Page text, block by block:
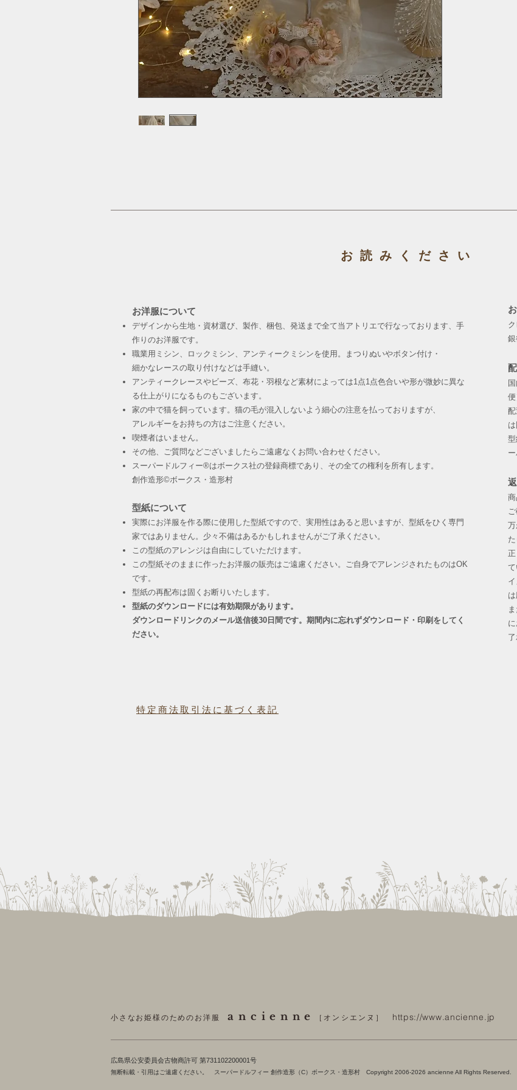
お読みください
お洋服について
デザインから生地・資材選び、製作、梱包、発送まで全て当アトリエで行なっております、手
作りのお洋服です。
職業用ミシン、ロックミシン、アンティークミシンを使用。まつりぬいやボタン付け・
細かなレースの取り付けなどは手縫い。
アンティークレースやビーズ、布花・羽根など素材によっては1点1点色合いや形が微妙に異な
る仕上がりになるものもございます。
家の中で猫を飼っています。猫の毛が混入しないよう細心の注意を払っておりますが、
アレルギーをお持ちの方はご注意ください。
喫煙者はいません。
その他、ご質問などございましたらご遠慮なくお問い合わせください。
スーパードルフィー®︎はボークス社の登録商標であり、その全ての権利を所有します。
創作造形©︎ボークス・造形村
型紙について
実際にお洋服を作る際に使用した型紙ですので、実用性はあると思いますが、型紙をひく専門
家ではありません。少々不備はあるかもしれませんがご了承ください。
この型紙のアレンジは自由にしていただけます。
この型紙そのままに作ったお洋服の販売はご遠慮ください。ご自身でアレンジされたものはOK
です。
​型紙の再配布は固くお断りいたします。
型紙のダウンロードには有効期限があります。
ダウンロードリンクのメール送信後30日間です。期間内に忘れずダウンロード・印刷をしてく
ださい。
銀
便
て
特定商法取引法に基づく表記
小さなお姫様のためのお洋服 ancienne ［オンシエンヌ］ https://www.ancienne.jp
​広島県公安委員会古物商許可 第731102200001号
無断転載・引用はご遠慮ください。 スーパードルフィー 創作造形（C）ボークス・造形村 Copyright 2006-2026 ancienne All Rights Reserved.